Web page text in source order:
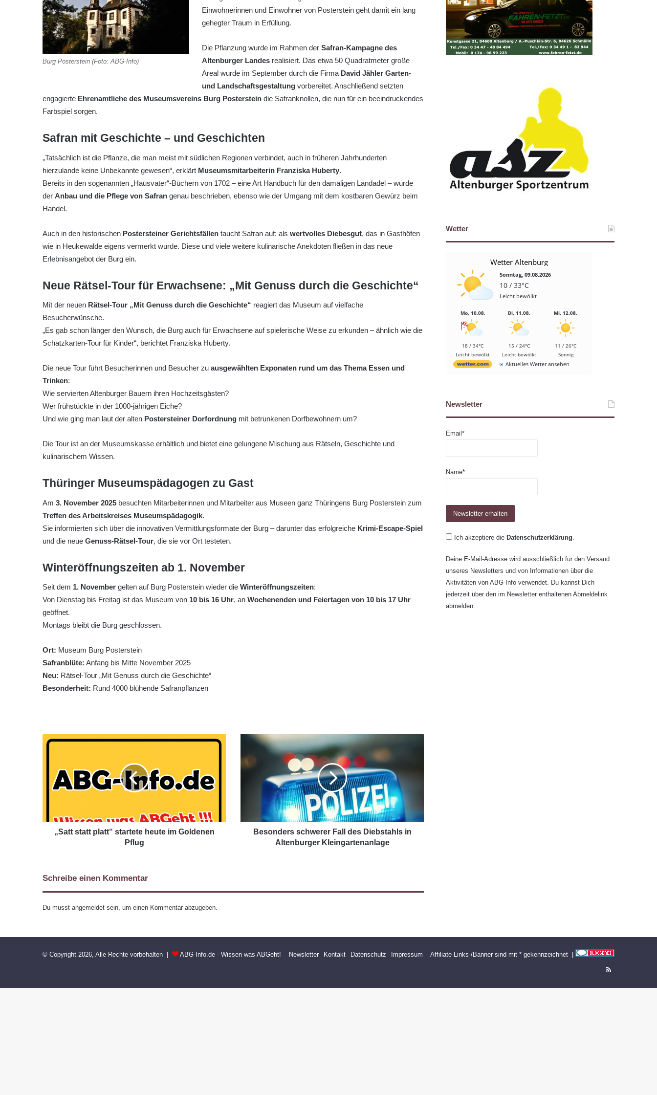
Burg Posterstein (Foto: ABG-Info)
Einwohnerinnen und Einwohner von Posterstein geht damit ein lang
gehegter Traum in Erfüllung.
Die Pflanzung wurde im Rahmen derSafran-Kampagne des
Altenburger Landes realisiert. Das etwa 50 Quadratmeter große
Areal wurde im September durch die Firma David Jähler Garten-
und Landschaftsgestaltung vorbereitet. Anschließend setzten
engagierte Ehrenamtliche des Museumsvereins Burg Posterstein die Safranknollen, die nun für ein beeindruckendes
Farbspiel sorgen.
Safran mit Geschichte – und Geschichten
„Tatsächlich ist die Pflanze, die man meist mit südlichen Regionen verbindet, auch in früheren Jahrhunderten
hierzulande keine Unbekannte gewesen“, erklärt Museumsmitarbeiterin Franziska Huberty.
Bereits in den sogenannten „Hausvater“-Büchern von 1702 – eine Art Handbuch für den damaligen Landadel – wurde
der Anbau und die Pflege von Safran genau beschrieben, ebenso wie der Umgang mit dem kostbaren Gewürz beim
Handel.
Auch in den historischen Postersteiner Gerichtsfällen taucht Safran auf: als wertvolles Diebesgut, das in Gasthöfen
wie in Heukewalde eigens vermerkt wurde. Diese und viele weitere kulinarische Anekdoten fließen in das neue
Erlebnisangebot der Burg ein.
Neue Rätsel-Tour für Erwachsene: „Mit Genuss durch die Geschichte“
Mit der neuen Rätsel-Tour „Mit Genuss durch die Geschichte“ reagiert das Museum auf vielfache
Besucherwünsche.
„Es gab schon länger den Wunsch, die Burg auch für Erwachsene auf spielerische Weise zu erkunden – ähnlich wie die
Schatzkarten-Tour für Kinder“, berichtet Franziska Huberty.
Die neue Tour führt Besucherinnen und Besucher zu ausgewählten Exponaten rund um das Thema Essen und
Trinken:
Wie servierten Altenburger Bauern ihren Hochzeitsgästen?
Wer frühstückte in der 1000-jährigen Eiche?
Und wie ging man laut der alten Postersteiner Dorfordnung mit betrunkenen Dorfbewohnern um?
Die Tour ist an der Museumskasse erhältlich und bietet eine gelungene Mischung aus Rätseln, Geschichte und
kulinarischem Wissen.
Thüringer Museumspädagogen zu Gast
Am 3. November 2025 besuchten Mitarbeiterinnen und Mitarbeiter aus Museen ganz Thüringens Burg Posterstein zum
Treffen des Arbeitskreises Museumspädagogik.
Sie informierten sich über die innovativen Vermittlungsformate der Burg – darunter das erfolgreiche Krimi-Escape-Spiel
und die neue Genuss-Rätsel-Tour, die sie vor Ort testeten.
Winteröffnungszeiten ab 1. November
Seit dem 1. November gelten auf Burg Posterstein wieder die Winteröffnungszeiten:
Von Dienstag bis Freitag ist das Museum von 10 bis 16 Uhr, an Wochenenden und Feiertagen von 10 bis 17 Uhr
geöffnet.
Montags bleibt die Burg geschlossen.
Ort: Museum Burg Posterstein
Safranblüte: Anfang bis Mitte November 2025
Neu: Rätsel-Tour „Mit Genuss durch die Geschichte“
Besonderheit: Rund 4000 blühende Safranpflanzen
„Satt statt platt“ startete heute im Goldenen
Pflug
Besonders schwerer Fall des Diebstahls in
Altenburger Kleingartenanlage
Schreibe einen Kommentar
Du musst angemeldet sein, um einen Kommentar abzugeben.
Wetter
Wetter Altenburg
Sonntag, 09.08.2026
10 / 33°C
Leicht bewölkt
Mo, 10.08.
18 / 34°C
Leicht bewölkt
Di, 11.08.
15 / 24°C
Leicht bewölkt
Mi, 12.08.
11 / 26°C
Sonnig
Aktuelles Wetter ansehen
Newsletter
Email*
Name*
Ich akzeptiere die Datenschutzerklärung.
Deine E-Mail-Adresse wird ausschließlich für den Versand
unseres Newsletters und von Informationen über die
Aktivitäten von ABG-Info verwendet. Du kannst Dich
jederzeit über den im Newsletter enthaltenen Abmeldelink
abmelden.
© Copyright 2026, Alle Rechte vorbehalten | ABG-Info.de - Wissen was ABGeht! Affiliate-Links-/Banner sind mit * gekennzeichnet |
Newsletter Kontakt Datenschutz Impressum